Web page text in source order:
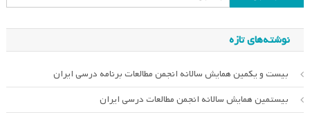
برای:
نوشته‌های تازه
بیست و یکمین همایش سالانه انجمن مطالعات برنامه درسی ایران
بیستمین همایش سالانه انجمن مطالعات درسی ایران